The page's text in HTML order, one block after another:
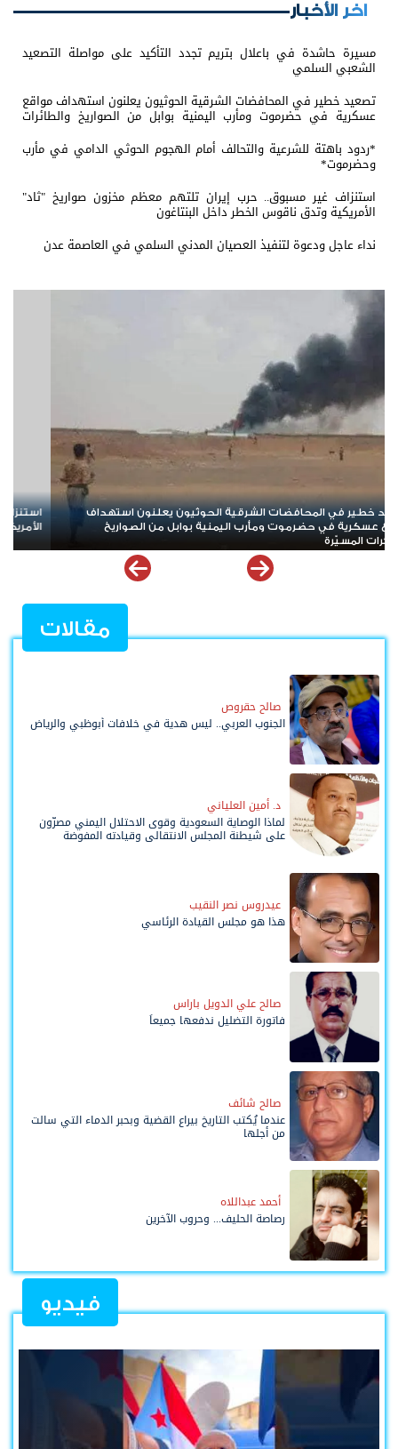
اخر الأخبار
مسيرة حاشدة في باعلال بتريم تجدد التأكيد على مواصلة التصعيد
الشعبي السلمي
تصعيد خطير في المحافضات الشرقية الحوثيون يعلنون استهداف مواقع
عسكرية في حضرموت ومأرب اليمنية بوابل من الصواريخ والطائرات
*ردود باهتة للشرعية والتحالف أمام الهجوم الحوثي الدامي في مأرب
وحضرموت*
استنزاف غير مسبوق.. حرب إيران تلتهم معظم مخزون صواريخ "ثاد"
الأمريكية وتدق ناقوس الخطر داخل البنتاغون
نداء عاجل ودعوة لتنفيذ العصيان المدني السلمي في العاصمة عدن
غير مسبوق.. حرب إيران تلتهم معظم مخزون صواريخ "ثاد"
وتدق ناقوس الخطر داخل البنتاغون
هرمز
خريطة
مقالات
صالح حقروص
الجنوب العربي.. ليس هدية في خلافات أبوظبي والرياض
د. أمين العلياني
لماذا الوصاية السعودية وقوى الاحتلال اليمني مصرّون
على شيطنة المجلس الانتقالي وقيادته المفوضة
عيدروس نصر النقيب
هذا هو مجلس القيادة الرئاسي
صالح علي الدويل باراس
فاتورة التضليل ندفعها جميعاً
صالح شائف
عندما يُكتب التاريخ بيراع القضية وبحبر الدماء التي سالت
من أجلها
أحمد عبداللاه
رصاصة الحليف... وحروب الآخرين
فيديو